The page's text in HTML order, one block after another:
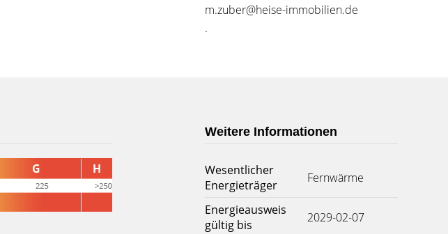
m.zuber@heise-immobilien.de
.
Weitere Informationen
Wesentlicher
Energieträger
Fernwärme
Energieausweis
gültig bis
2029-02-07